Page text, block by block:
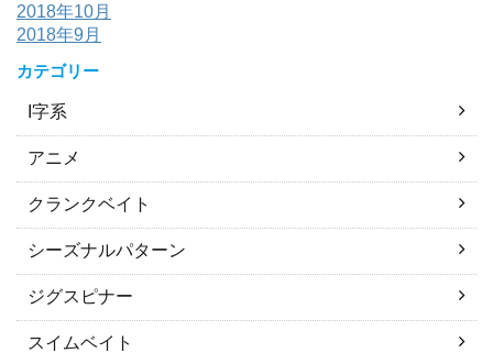
2018年10月
2018年9月
カテゴリー
I字系
アニメ
クランクベイト
シーズナルパターン
ジグスピナー
スイムベイト